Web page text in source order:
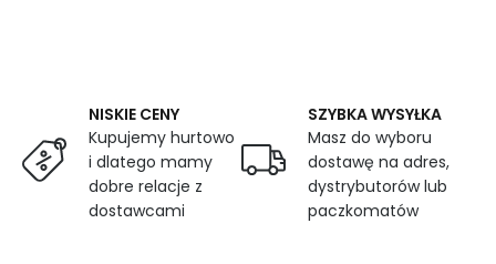
NISKIE CENY
Kupujemy hurtowo
i dlatego mamy
dobre relacje z
dostawcami
SZYBKA WYSYŁKA
Masz do wyboru
dostawę na adres,
dystrybutorów lub
paczkomatów